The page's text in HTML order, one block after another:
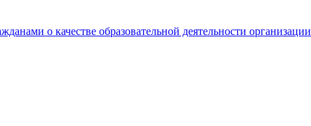
о качестве образовательной деятельности организации